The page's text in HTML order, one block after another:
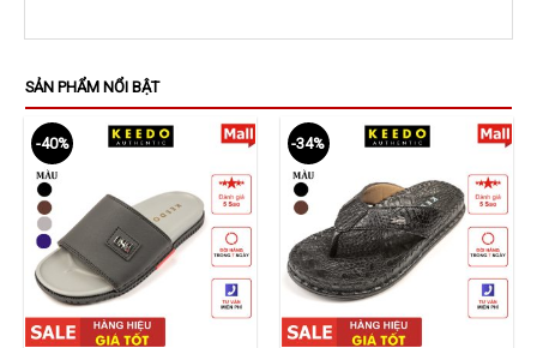
SẢN PHẨM NỔI BẬT
-40% -34%